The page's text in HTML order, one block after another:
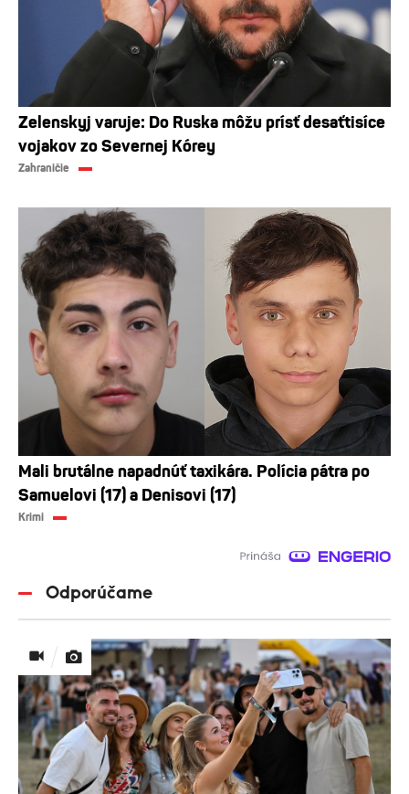
Zelenskyj varuje: Do Ruska môžu prísť desaťtisíce
vojakov zo Severnej Kórey
Zahraničie
Mali brutálne napadnúť taxikára. Polícia pátra po
Samuelovi (17) a Denisovi (17)
Krimi
Odporúčame